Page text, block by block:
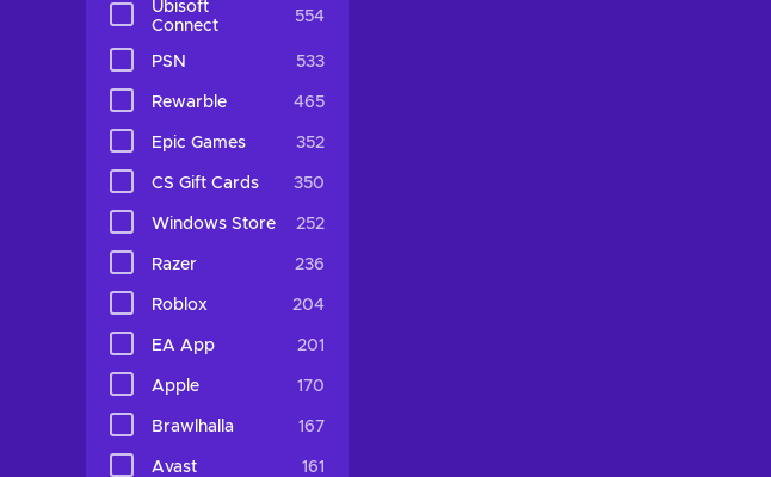
Ubisoft
Connect
554
PSN 533
Rewarble 465
Epic Games 352
CS Gift Cards 350
Windows Store 252
Razer 236
Roblox 204
EA App 201
Apple 170
Brawlhalla 167
Avast 161